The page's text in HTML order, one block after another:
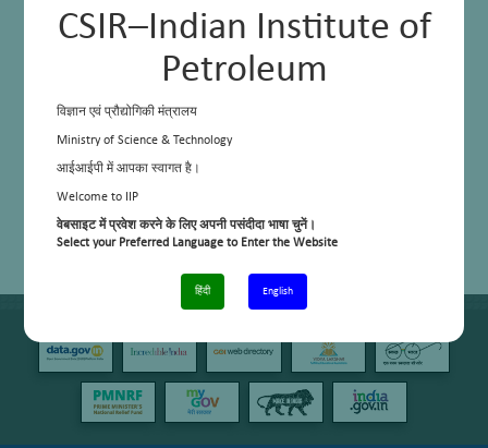
CSIR–Indian Institute of
Petroleum
विज्ञान एवं प्रौद्योगिकी मंत्रालय
Ministry of Science & Technology
आईआईपी में आपका स्वागत है।
Welcome to IIP
वेबसाइट में प्रवेश करने के लिए अपनी पसंदीदा भाषा चुनें।
Select your Preferred Language to Enter the Website
हिंदी English